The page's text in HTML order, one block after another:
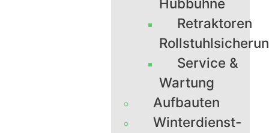
Hubbühne
Retraktoren
Service &
Wartung
Aufbauten
Winterdienst-